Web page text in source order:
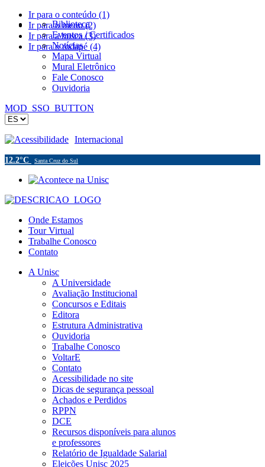
Ir para o conteúdo (1)
Ir para o menu (2)
Ir para a busca (3)
Ir para o rodapé (4)
Biblioteca
Eventos / Certificados
Notícias
Mapa Virtual
Mural Eletrônico
Fale Conosco
Ouvidoria
MOD_SSO_BUTTON
Acessibilidade Internacional
12.2°C Santa Cruz do Sul
Onde Estamos
Tour Virtual
Trabalhe Conosco
Contato
A Unisc
A Universidade
Avaliação Institucional
Concursos e Editais
Editora
Estrutura Administrativa
Ouvidoria
Trabalhe Conosco
VoltarE
Contato
Acessibilidade no site
Dicas de segurança pessoal
Achados e Perdidos
RPPN
DCE
Recursos disponíveis para alunos
e professores
Relatório de Igualdade Salarial
Eleições Unisc 2025